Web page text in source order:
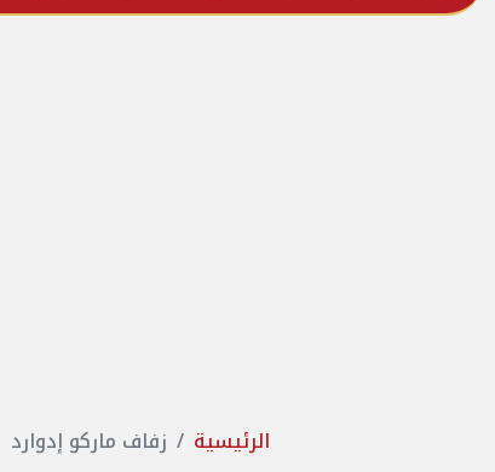
الرئيسية زفاف ماركو إدوارد